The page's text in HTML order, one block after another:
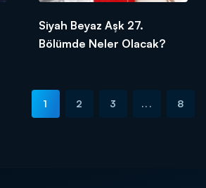
Siyah Beyaz Aşk 27.
Bölümde Neler Olacak?
1 2 3 ... 8